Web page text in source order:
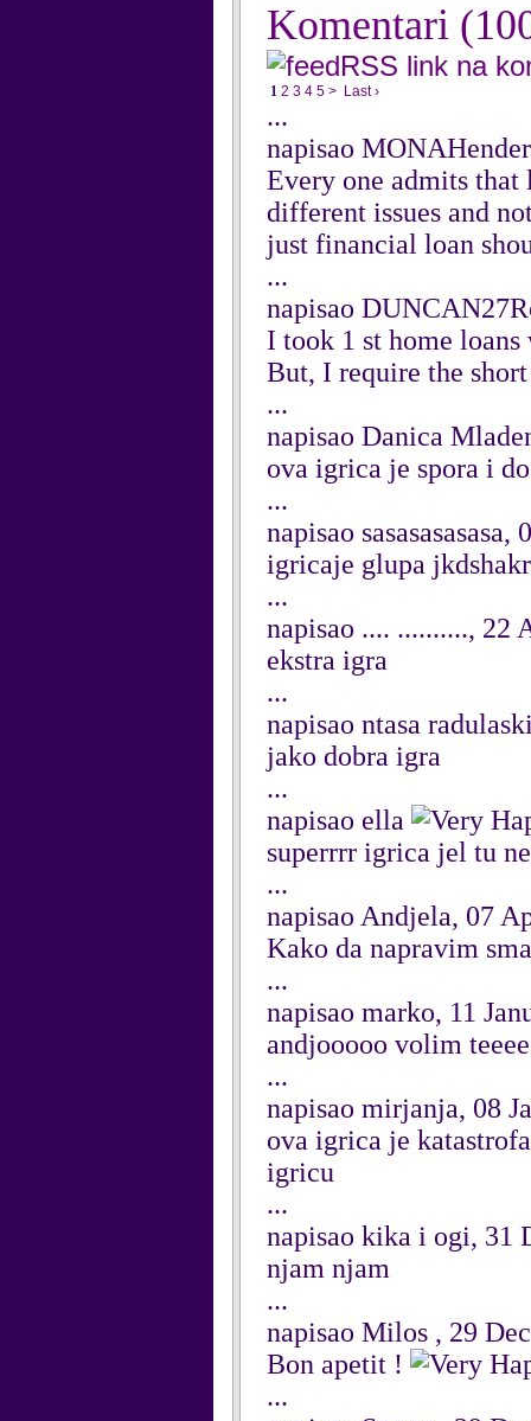
Komentari
RSS link na
1 2 3 4 5 > Last ›
...
napisao
Every one admits that
different issues and
just financial loan
...
napisao
I took 1 st home loans
But, I require the
...
napisao Danica
ova igrica je spora i
...
napisao sasasasasasa,
igricaje glupa
...
napisao .... .........., 22
ekstra igra
...
napisao ntasa
jako dobra igra
...
napisao ella
superrrr igrica jel tu
...
napisao Andjela, 07
Kako da napravim
...
napisao marko, 11
andjooooo volim
...
napisao mirjanja, 08
ova igrica je
igricu
...
napisao kika i ogi, 31
njam njam
...
napisao Milos , 29
Bon apetit !
...